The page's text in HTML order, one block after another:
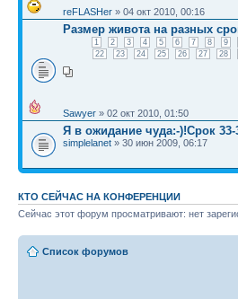
reFLASHer » 04 окт 2010, 00:16
Размер живота на разных
1 2 3 4 5 6 7 8 9
22
23 24 25 26 27 28
Sawyer » 02 окт 2010, 01:50
Я в ожидание чуда:-)!Срок
simplelanet » 30 июн 2009, 06:17
КТО СЕЙЧАС НА КОНФЕРЕНЦИИ
Сейчас этот форум просматривают: нет
Список форумов